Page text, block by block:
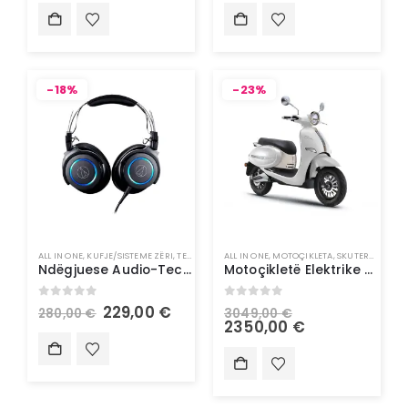
-18%
ALL IN ONE, KUFJE/SISTEME ZËRI,TEKNOLOGJI
Ndëgjuese Audio-Technica me kabllo dhe mikrofon LED
out of 5
280,00€ 229,00 €
-23%
ALL IN ONE, MOTOÇIKLETA,SKUTERA ELEKTRIK
Motoçikletë Elektrike – Doohan Uranus 1500W 45Km/h
3049,00€
2350,00 €